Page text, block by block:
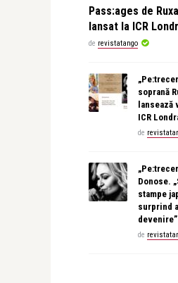
Pass:ages de
lansat la ICR
de revistatango
soprană
ICR
de
Donose.
stampe
surprind
devenire”
de